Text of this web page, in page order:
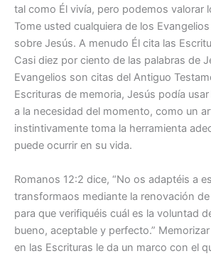
tal como Él vivía, pero podemos valorar
Tome usted cualquiera de los
sobre Jesús. A menudo Él cita las
Casi diez por ciento de las palabras de
Evangelios son citas del Antiguo
Escrituras de memoria, Jesús podía
a la necesidad del momento, como un
instintivamente toma la herramienta
puede ocurrir en su vida.
Romanos 12:2 dice, “No os adaptéis a
transformaos mediante la renovación
para que verifiquéis cuál es la voluntad
bueno, aceptable y perfecto.”
en las Escrituras le da un marco con el